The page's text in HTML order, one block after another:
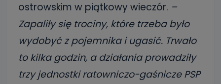
ostrowskim w piątkowy wieczór. –
Zapaliły się trociny, które trzeba było
wydobyć z pojemnika i ugasić. Trwało
to kilka godzin, a działania prowadziły
trzy jednostki ratowniczo-gaśnicze PSP